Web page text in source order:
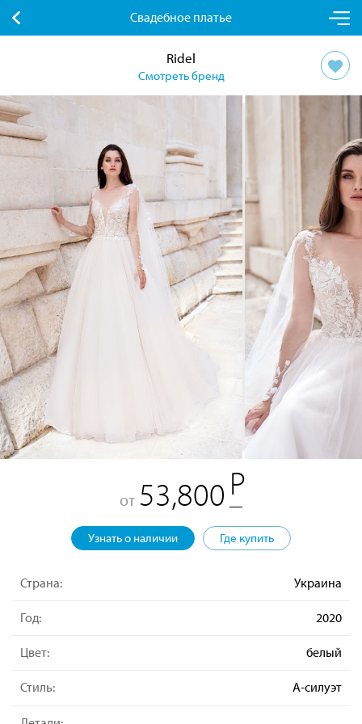
Свадебное платье
Ridel
Смотреть бренд
от 53,800
Узнать о наличии Где купить
Страна: Украина
Год: 2020
Цвет: белый
Стиль: А-силуэт